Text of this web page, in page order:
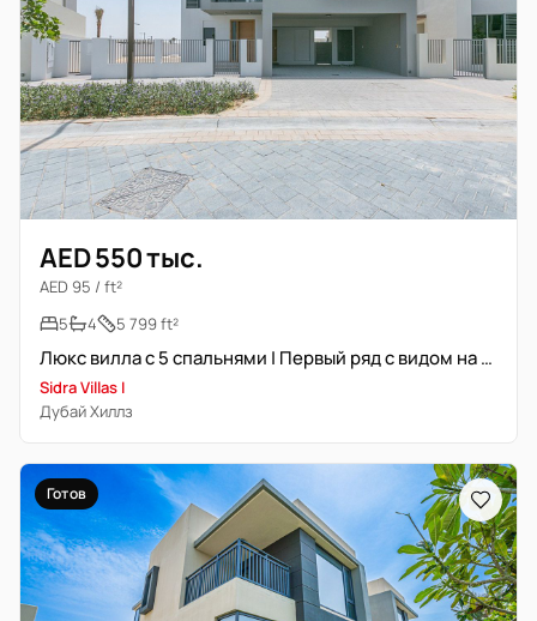
AED 550 тыс.
AED 95 / ft²
5
4 5 799 ft²
Люкс вилла с 5 спальнями | Первый ряд с видом на парк
Sidra Villas I
Дубай Хиллз
Готов